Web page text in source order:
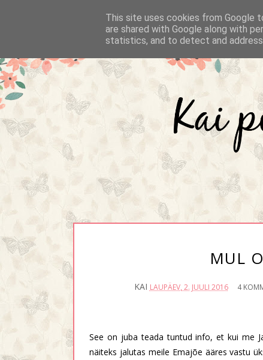
MUL
KAI LAUPÄEV, 2. JUULI 2016 4
See on juba teada tuntud info, et kui me
näiteks jalutas meile Emajõe ääres vastu
This site uses cookies from Google
are shared with Google along with
statistics, and to detect and address